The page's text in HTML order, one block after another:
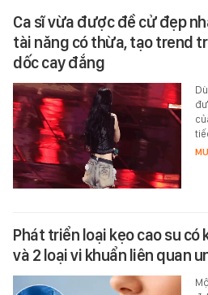
Ca sĩ vừa được đề cử đẹp
tài năng có thừa, tạo trend
dốc cay đắng
Phát triển loại kẹo cao su có
và 2 loại vi khuẩn liên quan